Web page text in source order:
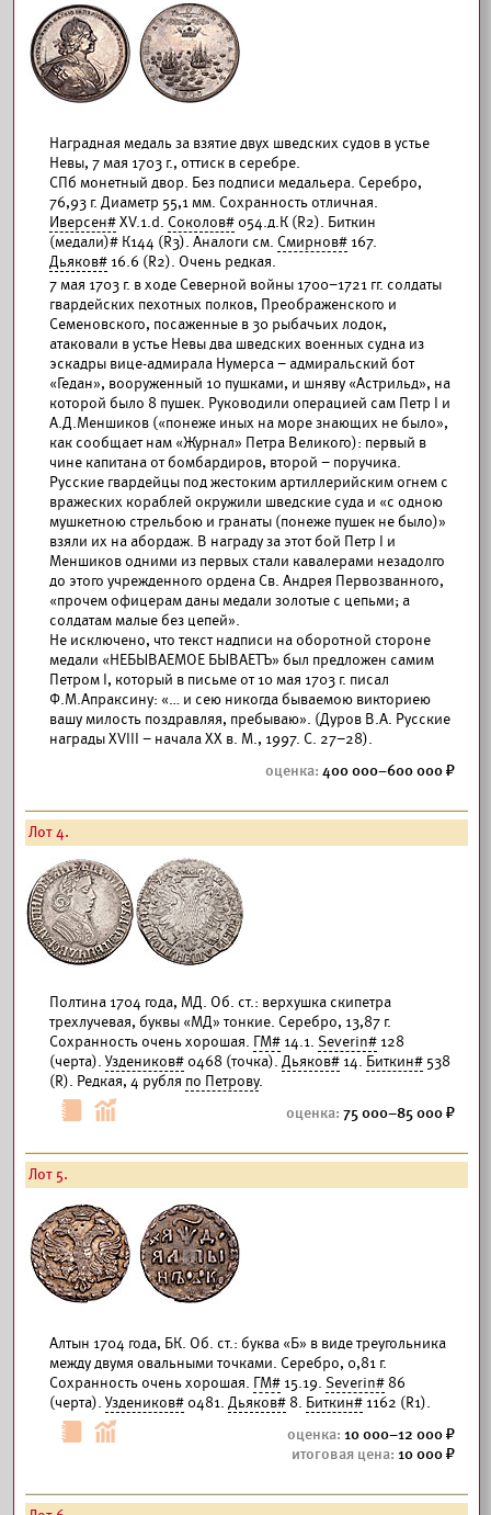
Наградная медаль за взятие двух шведских судов в устье
Невы, 7 мая 1703 г., оттиск в серебре.
СПб монетный двор. Без подписи медальера. Серебро,
76,93 г. Диаметр 55,1 мм. Сохранность отличная.
Иверсен#XV.1.d. Соколов# 054.д.К (R2). Биткин
(медали)# К144 (R3). Аналоги см. Смирнов# 167.
Дьяков# 16.6 (R2). Очень редкая.
7 мая 1703 г. в ходе Северной войны 1700–1721 гг. солдаты
гвардейских пехотных полков, Преображенского и
Семеновского, посаженные в 30 рыбачьих лодок,
атаковали в устье Невы два шведских военных судна из
эскадры вице-адмирала Нумерса – адмиральский бот
«Гедан», вооруженный 10 пушками, и шняву «Астрильд», на
которой было 8 пушек. Руководили операцией сам Петр I и
А.Д.Меншиков («понеже иных на море знающих не было»,
как сообщает нам «Журнал» Петра Великого): первый в
чине капитана от бомбардиров, второй – поручика.
Русские гвардейцы под жестоким артиллерийским огнем с
вражеских кораблей окружили шведские суда и «с одною
мушкетною стрельбою и гранаты (понеже пушек не было)»
взяли их на абордаж. В награду за этот бой Петр I и
Меншиков одними из первых стали кавалерами незадолго
до этого учрежденного ордена Св. Андрея Первозванного,
«прочем офицерам даны медали золотые с цепьми; а
солдатам малые без цепей».
Не исключено, что текст надписи на оборотной стороне
медали «НЕБЫВАЕМОЕ БЫВАЕТЪ» был предложен самим
Петром I, который в письме от 10 мая 1703 г. писал
Ф.М.Апраксину: «… и сею никогда бываемою викториею
вашу милость поздравляя, пребываю». (Дуров В.А. Русские
награды XVIII – начала XX в. М., 1997. С. 27–28).
400 000–600 000
Лот 4.
Полтина 1704 года, МД. Об. ст.: верхушка скипетра
трехлучевая, буквы «МД» тонкие. Серебро, 13,87 г.
Сохранность очень хорошая. ГМ# 14.1. Severin# 128
(черта). Уздеников# 0468 (точка). Дьяков# 14. Биткин# 538
(R). Редкая, 4 рубля по Петрову.
75 000–85 000
Лот 5.
Алтын 1704 года, БК. Об. ст.: буква «Б» в виде треугольника
между двумя овальными точками. Серебро, 0,81 г.
Сохранность очень хорошая. ГМ# 15.19. Severin# 86
(черта). Уздеников# 0481. Дьяков# 8. Биткин# 1162 (R1).
10 000–12 000
10 000